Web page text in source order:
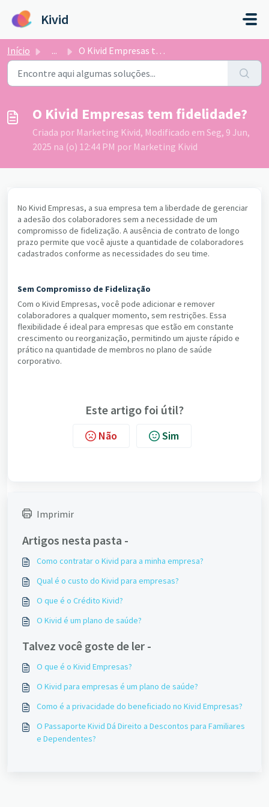
Kivid
Início ... O Kivid Empresas tem fidelidade?
O Kivid Empresas tem fidelidade?
Criada por Marketing Kivid, Modificado em Seg, 9 Jun,
2025 na (o) 12:44 PM por Marketing Kivid
No Kivid Empresas, a sua empresa tem a liberdade de gerenciar
a adesão dos colaboradores sem a necessidade de um
compromisso de fidelização. A ausência de contrato de longo
prazo permite que você ajuste a quantidade de colaboradores
cadastrados conforme as necessidades do seu time.
Sem Compromisso de Fidelização
Com o Kivid Empresas, você pode adicionar e remover
colaboradores a qualquer momento, sem restrições. Essa
flexibilidade é ideal para empresas que estão em constante
crescimento ou reorganização, permitindo um ajuste rápido e
prático na quantidade de membros no plano de saúde
corporativo.
Este artigo foi útil?
Não Sim
Imprimir
Artigos nesta pasta -
Como contratar o Kivid para a minha empresa?
Qual é o custo do Kivid para empresas?
O que é o Crédito Kivid?
O Kivid é um plano de saúde?
Talvez você goste de ler -
O que é o Kivid Empresas?
O Kivid para empresas é um plano de saúde?
Como é a privacidade do beneficiado no Kivid Empresas?
O Passaporte Kivid Dá Direito a Descontos para Familiares
e Dependentes?